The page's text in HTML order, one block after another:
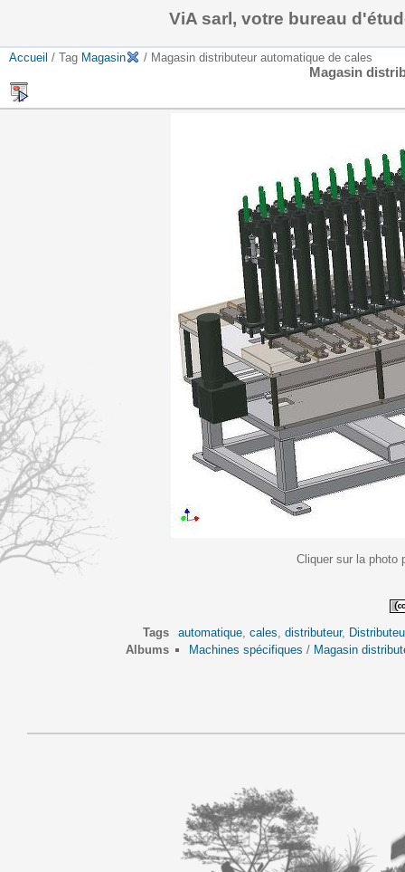
ViA sarl, votre bureau
Accueil / Tag Magasin / Magasin distributeur automatique de cales
Magasin
Cliquer sur la photo
Tags automatique, cales, distributeur,
Albums
Machines spécifiques / Magasin